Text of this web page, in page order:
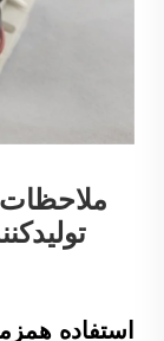
استفاده